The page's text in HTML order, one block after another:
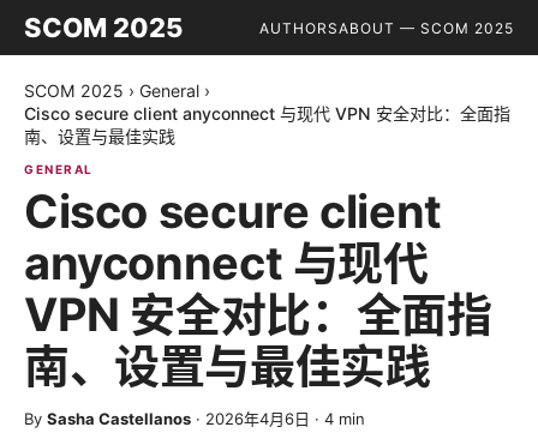
SCOM 2025 AUTHORSABOUT — SCOM 2025
SCOM 2025 › General ›
Cisco secure client anyconnect 与现代 VPN 安全对比：全面指
南、设置与最佳实践
GENERAL
Cisco secure client
anyconnect 与现代
VPN 安全对比：全面指
南、设置与最佳实践
By Sasha Castellanos · 2026年4月6日 · 4 min